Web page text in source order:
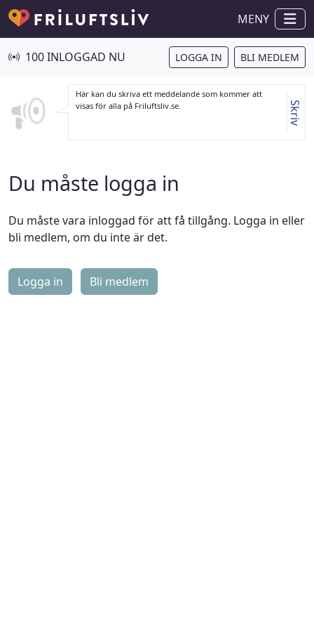
MENY
100 INLOGGAD NU LOGGA IN BLI MEDLEM
Här kan du skriva ett meddelande som kommer att
visas för alla på Friluftsliv.se.
Skriv
Du måste logga in
Du måste vara inloggad för att få tillgång. Logga in eller
bli medlem, om du inte är det.
Logga in